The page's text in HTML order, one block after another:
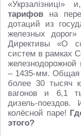
тарифов на
дотаций из
железных
Директивы «О
систем в рамках
– 1435-мм. Общая
более 30 тысяч
вагонов и 6,1
дизель-
колёсной паре!
этого?